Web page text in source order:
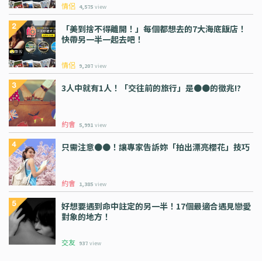
情侶 4,575 view
「美到捨不得離開！」每個都想去的7大海底飯店！
快帶另一半一起去吧！
情侶 9,207 view
3人中就有1人！「交往前的旅行」是●●的徵兆!?
約會 5,991 view
只需注意●●！讓專家告訴妳「拍出漂亮櫻花」技巧
約會 1,385 view
好想要遇到命中註定的另一半！17個最適合遇見戀愛
對象的地方！
交友 937 view